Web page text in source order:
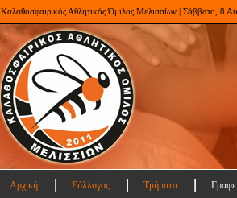
Καλαθοσφαιρικός Αθλητικός Όμιλος Μελισσίων | Σάββατο, 8
Αρχική Σύλλογος Τμήματα